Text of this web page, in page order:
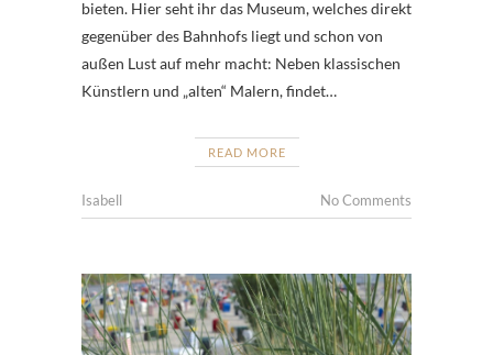
bieten. Hier seht ihr das Museum, welches direkt
gegenüber des Bahnhofs liegt und schon von
außen Lust auf mehr macht: Neben klassischen
Künstlern und „alten“ Malern, findet…
READ MORE
Isabell No Comments